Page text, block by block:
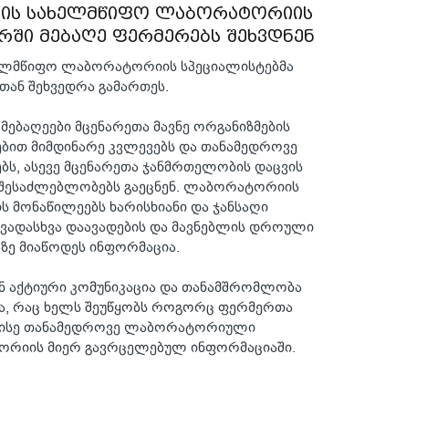
სახელმწიფო ლაბორატორიის
მებაღე ფერმერებს შეხვდნენ
ლაბორატორიის სპეციალისტებმა
შეხვედრა გამართეს.
მცენარეთა მავნე ორგანიზმების
მიმდინარე კვლევებს და თანამედროვე
ასევე მცენარეთა ჯანმრთელობის დაცვის
გაეცნენ. ლაბორატორიის
მონაწილეებს ხარისხიანი და ჯანსაღი
დაავადების და მავნებლის დროული
მიაწოდეს ინფორმაცია.
აქტიური კომუნიკაცია და თანამშრომლობა
რაც ხელს შეუწყობს როგორც ფერმერთა
ისე თანამედროვე ლაბორატორიული
მიერ გავრცელებულ ინფორმაციაში.